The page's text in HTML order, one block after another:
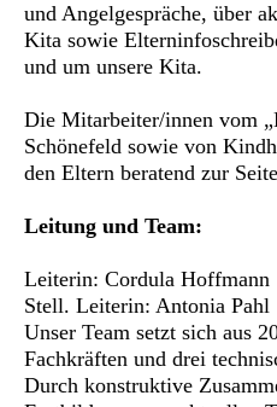
und Angelgespräche, über
Kita sowie
und um unsere Kita.
Die Mitarbeiter/innen vom
Schönefeld sowie von
den Eltern beratend zur
Leitung und Team:
Leiterin: Cordula Hoffmann
Stell. Leiterin: Antonia Pahl
Unser Team setzt sich aus
Fachkräften und drei
Durch konstruktive